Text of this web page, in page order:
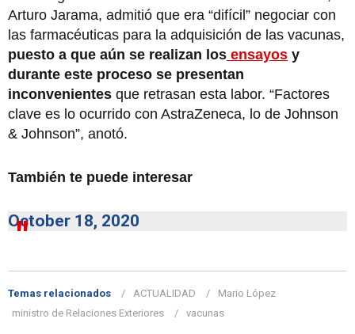
Arturo Jarama, admitió que era “difícil” negociar con
las farmacéuticas para la adquisición de las vacunas,
puesto a que aún se realizan los ensayos y
durante este proceso se presentan
inconvenientes que retrasan esta labor. “Factores
clave es lo ocurrido con AstraZeneca, lo de Johnson
& Johnson”, anotó.
También te puede interesar
October 18, 2020
Temas relacionados ACTUALIDAD
Mario López
ministro de Relaciones Exteriores
vacunas